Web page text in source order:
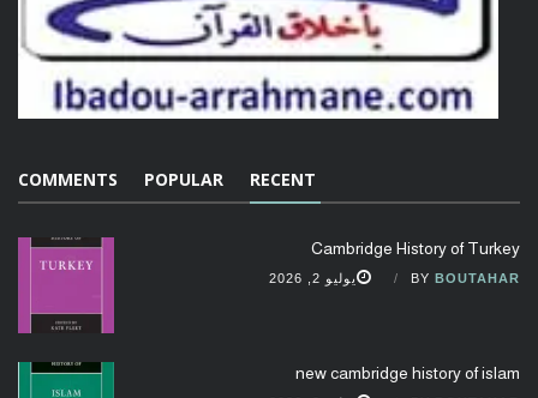
RECENT
POPULAR
COMMENTS
Cambridge History of Turkey
BY BOUTAHAR يوليو 2, 2026
new cambridge history of islam